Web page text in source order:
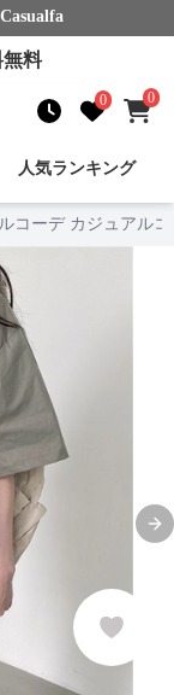
Casualfa
無料
0 0
人気ランキング
コーデ カジュアル